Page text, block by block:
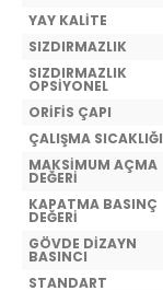
YAY KALİTE
SIZDIRMAZLIK
SIZDIRMAZLIK
OPSİYONEL
ORİFİS ÇAPI
ÇALIŞMA SICAKLIĞI
MAKSİMUM AÇMA
DEĞERİ
KAPATMA BASINÇ
DEĞERİ
GÖVDE DİZAYN
BASINCI
STANDART